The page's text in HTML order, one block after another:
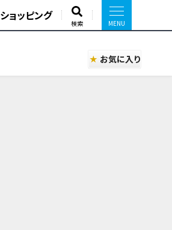
ショッピング
検索
お気に入り